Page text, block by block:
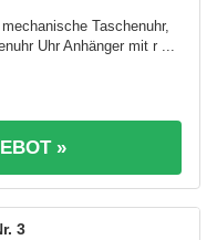
Taschenuhr,
Uhr Anhänger mit r ...
»
3